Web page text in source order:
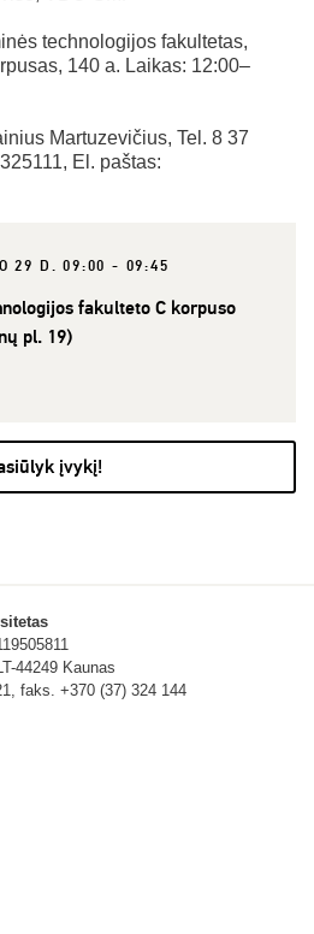
technologijos fakultetas,
140 a. Laikas: 12:00–
Martuzevičius, Tel. 8 37
El. paštas:
29 D. 09:00 - 09:45
fakulteto C korpuso
pl. 19)
įvykį!
44249 Kaunas
faks. +370 (37) 324 144